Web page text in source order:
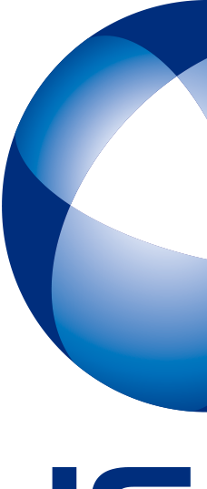
トップページ
IELTSとは
初めてIELTSを受験する方
テスト予約
一般会場申込みページ
特別会場申込みページ
IELTS チャイルド・プロテクシ
スピーキングテスト日時リクエス
受験最終案内
各種申請
IELTSコンピューター版
IELTS One Skill Retake
チュートリアル動画
IELTS練習問題（コンピューター版
キーボードと機能について
IELTSペーパー版
IELTS 練習問題（ペーパー版）
高校生の皆様へ
JSAF-IELTS 団体受験（特別会場
IELTS推進校
JSAF-IELTS Academic Partner
IELTSティーチャー・トレーニン
英語担当教員向け IELTS受験料助
IELTSで移住・就職（ジェネラ
IELTSのクオリティーと公平性の
無料IELTSオンラインコース
James⼩⾕のIELTS必勝攻略㊙講座